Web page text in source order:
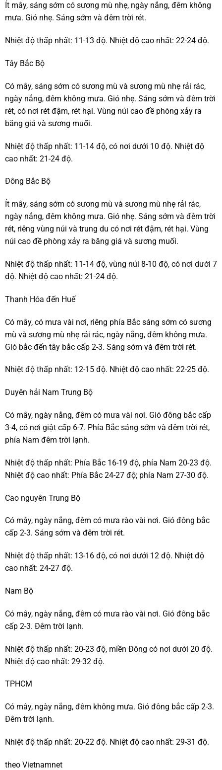
Ít mây, sáng sớm có sương mù nhẹ, ngày nắng, đêm không
mưa. Gió nhẹ. Sáng sớm và đêm trời rét.
Nhiệt độ thấp nhất: 11-13 độ. Nhiệt độ cao nhất: 22-24 độ.
Tây Bắc Bộ
Có mây, sáng sớm có sương mù và sương mù nhẹ rải rác,
ngày nắng, đêm không mưa. Gió nhẹ. Sáng sớm và đêm trời
rét, có nơi rét đậm, rét hại. Vùng núi cao đề phòng xảy ra
băng giá và sương muối.
Nhiệt độ thấp nhất: 11-14 độ, có nơi dưới 10 độ. Nhiệt độ
cao nhất: 21-24 độ.
Đông Bắc Bộ
Ít mây, sáng sớm có sương mù và sương mù nhẹ rải rác,
ngày nắng, đêm không mưa. Gió nhẹ. Sáng sớm và đêm trời
rét, riêng vùng núi và trung du có nơi rét đậm, rét hại. Vùng
núi cao đề phòng xảy ra băng giá và sương muối.
Nhiệt độ thấp nhất: 11-14 độ, vùng núi 8-10 độ, có nơi dưới 7
độ. Nhiệt độ cao nhất: 21-24 độ.
Thanh Hóa đến Huế
Có mây, có mưa vài nơi, riêng phía Bắc sáng sớm có sương
mù và sương mù nhẹ rải rác, ngày nắng, đêm không mưa.
Gió bắc đến tây bắc cấp 2-3. Sáng sớm và đêm trời rét.
Nhiệt độ thấp nhất: 12-15 độ. Nhiệt độ cao nhất: 22-25 độ.
Duyên hải Nam Trung Bộ
Có mây, ngày nắng, đêm có mưa vài nơi. Gió đông bắc cấp
3-4, có nơi giật cấp 6-7. Phía Bắc sáng sớm và đêm trời rét,
phía Nam đêm trời lạnh.
Nhiệt độ thấp nhất: Phía Bắc 16-19 độ, phía Nam 20-23 độ.
Nhiệt độ cao nhất: Phía Bắc 24-27 độ; phía Nam 27-30 độ.
Cao nguyên Trung Bộ
Có mây, ngày nắng, đêm có mưa rào vài nơi. Gió đông bắc
cấp 2-3. Sáng sớm và đêm trời rét.
Nhiệt độ thấp nhất: 13-16 độ, có nơi dưới 12 độ. Nhiệt độ
cao nhất: 24-27 độ.
Nam Bộ
Có mây, ngày nắng, đêm có mưa rào vài nơi. Gió đông bắc
cấp 2-3. Đêm trời lạnh.
Nhiệt độ thấp nhất: 20-23 độ, miền Đông có nơi dưới 20 độ.
Nhiệt độ cao nhất: 29-32 độ.
TPHCM
Có mây, ngày nắng, đêm không mưa. Gió đông bắc cấp 2-3.
Đêm trời lạnh.
Nhiệt độ thấp nhất: 20-22 độ. Nhiệt độ cao nhất: 29-31 độ.
theo Vietnamnet